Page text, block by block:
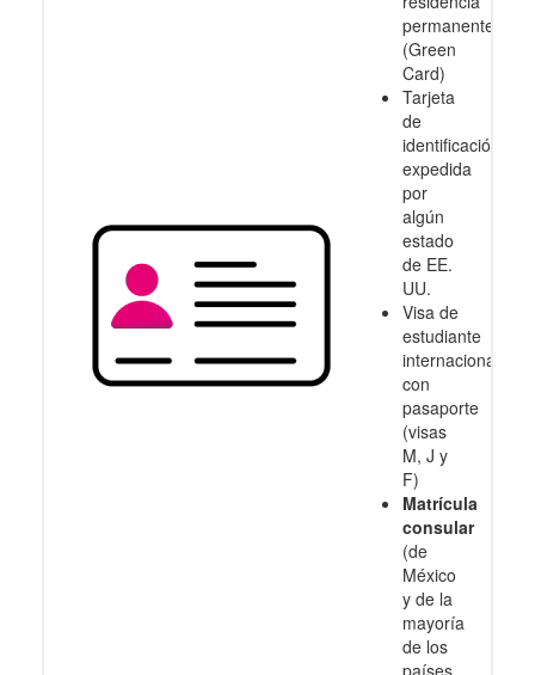
permanente
(Green
Card)
Tarjeta
de
identificación
expedida
por
algún
estado
de EE.
UU.
Visa de
estudiante
internacional
con
pasaporte
(visas
M, J y
F)
Matrícula
consular
(de
México
y de la
mayoría
de los